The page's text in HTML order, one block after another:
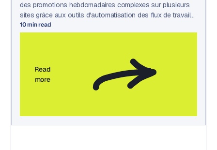
des promotions hebdomadaires complexes sur plusieurs
sites grâce aux outils d'automatisation des flux de travail
marketing, de gestion des actifs et d'approbation
10min read
Read
more